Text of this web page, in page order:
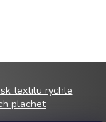
textilu rychle
plachet